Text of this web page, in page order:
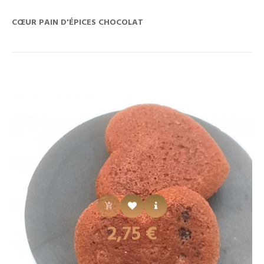
CŒUR PAIN D'ÉPICES CHOCOLAT
Prix
2,75 €